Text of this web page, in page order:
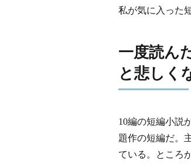
私が気に入った
一度読ん
と悲しく
10編の短編小説
題作の短編だ。
ている。ところ